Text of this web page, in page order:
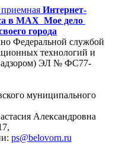
Интернет-
в MAX Мое дело
города
Федеральной службой
технологий и
ЭЛ № ФС77-
муниципального
Александровна
ps@belovorn.ru